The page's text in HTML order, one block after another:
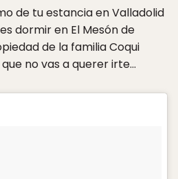
de tu estancia en Valladolid
dormir en El Mesón de
de la familia Coqui
no vas a querer irte…